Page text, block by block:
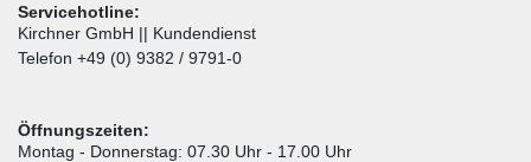
Servicehotline:
Kirchner GmbH || Kundendienst
Telefon +49 (0) 9382 / 9791-0
Öffnungszeiten:
Montag - Donnerstag: 07.30 Uhr - 17.00 Uhr